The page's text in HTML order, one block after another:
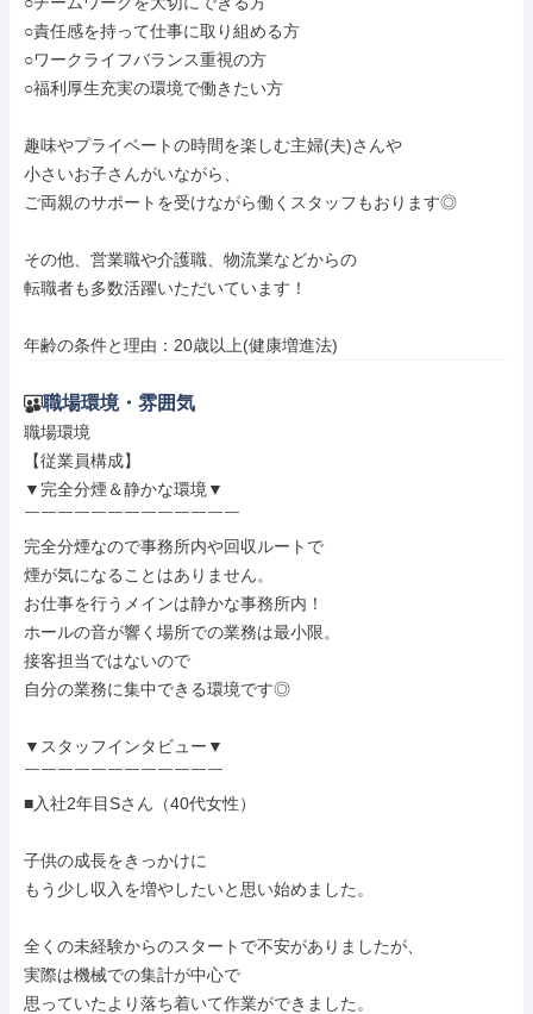
○責任感を持って仕事に取り組める方
○ワークライフバランス重視の方
○福利厚生充実の環境で働きたい方
趣味やプライベートの時間を楽しむ主婦(夫)さんや
小さいお子さんがいながら、
ご両親のサポートを受けながら働くスタッフもおります◎
その他、営業職や介護職、物流業などからの
転職者も多数活躍いただいています！
年齢の条件と理由：20歳以上(健康増進法)
職場環境・雰囲気
職場環境
【従業員構成】
▼完全分煙＆静かな環境▼
￣￣￣￣￣￣￣￣￣￣￣￣￣
完全分煙なので事務所内や回収ルートで
煙が気になることはありません。
お仕事を行うメインは静かな事務所内！
ホールの音が響く場所での業務は最小限。
接客担当ではないので
自分の業務に集中できる環境です◎
▼スタッフインタビュー▼
￣￣￣￣￣￣￣￣￣￣￣￣
■入社2年目Sさん（40代女性）
子供の成長をきっかけに
もう少し収入を増やしたいと思い始めました。
全くの未経験からのスタートで不安がありましたが、
実際は機械での集計が中心で
思っていたより落ち着いて作業ができました。